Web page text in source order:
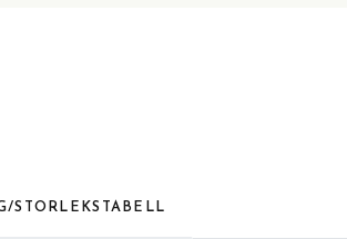
STORLEKSTABELL